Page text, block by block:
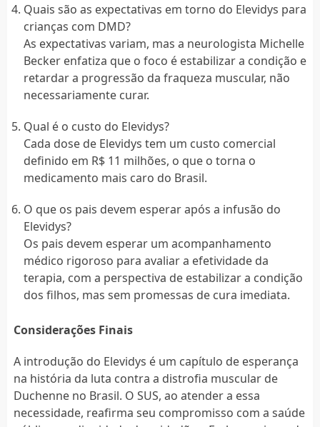
Quais são as expectativas em torno do Elevidys para
crianças com DMD?
As expectativas variam, mas a neurologista Michelle
Becker enfatiza que o foco é estabilizar a condição e
retardar a progressão da fraqueza muscular, não
necessariamente curar.
Qual é o custo do Elevidys?
Cada dose de Elevidys tem um custo comercial
definido em R$ 11 milhões, o que o torna o
medicamento mais caro do Brasil.
O que os pais devem esperar após a infusão do
Elevidys?
Os pais devem esperar um acompanhamento
médico rigoroso para avaliar a efetividade da
terapia, com a perspectiva de estabilizar a condição
dos filhos, mas sem promessas de cura imediata.
Considerações Finais
A introdução do Elevidys é um capítulo de esperança
na história da luta contra a distrofia muscular de
Duchenne no Brasil. O SUS, ao atender a essa
necessidade, reafirma seu compromisso com a saúde